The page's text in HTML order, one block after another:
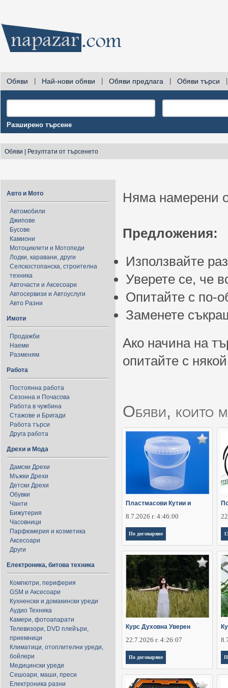
Обяви Най-нови обяви Обяви предлага Обяви търси
Разширено търсене
Обяви Резултати от търсенето
Авто и Мото
Автомобили
Джипове
Бусове
Камиони
Мотоциклети и Мотопеди
Лодки, каравани, други
Селскостопанска, строителна
техника
Авточасти и Аксесоари
Автосервизи и Автоуслуги
Авто Разни
Имоти
Продажби
Наеми
Разменям
Работа
Постоянна работа
Сезонна и Почасова
Работа в чужбина
Стажове и Бригади
Работа търси
Друга работа
Дрехи и Мода
Дамски Дрехи
Мъжки Дрехи
Детски Дрехи
Обувки
Чанти
Бижутерия
Часовници
Парфюмерия и козметика
Аксесоари
Други
Електроника, битова техника
Компютри, периферия
GSM и Аксесоари
Кухненски и домакински уреди
Аудио Техника
Камери, фотоапарати
Телевизори, DVD плейъри,
приемници
Климатици, отоплителни уреди,
бойлери
Медицински уреди
Сешоари, маши, преси
Електроника разни
Няма намерени
Предложения:
Използвайте
Уверете се, че
Опитайте с по-
Заменете
Ако начина на
опитайте с
Обяви, които
Пластмасови Кутии и
8.7.2026 г. 4:46:00
По договаряне
Курс Духовна Уверен
22.7.2026 г. 4:26:07
По договаряне